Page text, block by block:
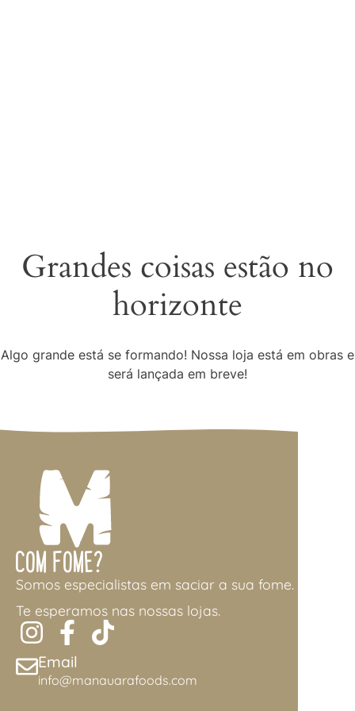
Grandes coisas estão no
horizonte
Algo grande está se formando! Nossa loja está em obras e
será lançada em breve!
Com Fome?
Somos especialistas em saciar a sua fome.
Te esperamos nas nossas lojas.
Email
info@manauarafoods.com